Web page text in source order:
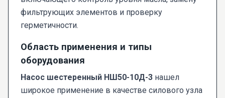
фильтрующих элементов и проверку
герметичности.
Область применения и типы
оборудования
Насос шестеренный НШ50-10Д-3 нашел
широкое применение в качестве силового узла